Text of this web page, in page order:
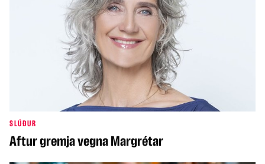
SLÚÐUR
Aftur gremja vegna Margrétar